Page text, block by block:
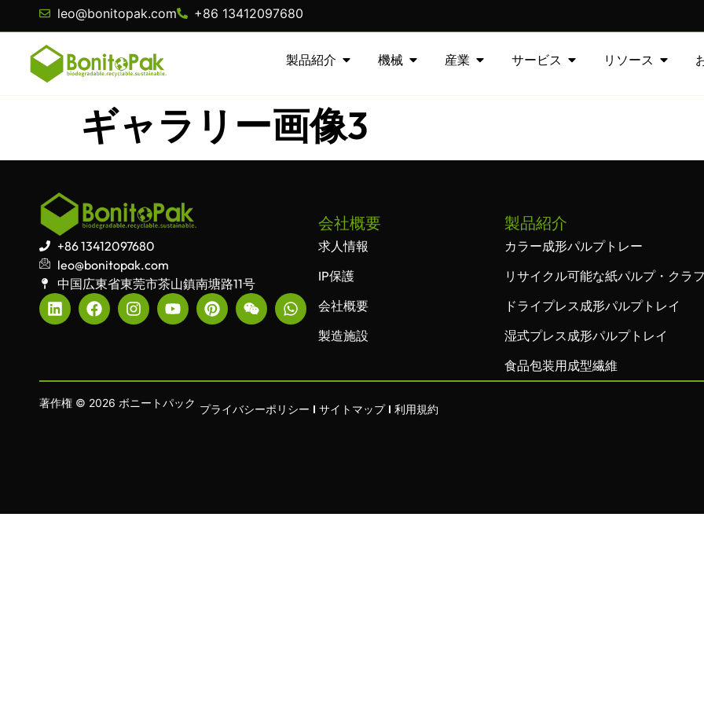
leo@bonitopak.com +86 13412097680
製品紹介 機械 産業 サービス リソース
ギャラリー画像3
+86 13412097680
leo@bonitopak.com
中国広東省東莞市茶山鎮南塘路11号
会社概要
求人情報
IP保護
会社概要
製造施設
製品紹介
カラー成形パルプトレー
リサイクル可能な紙パルプ・クラ
ドライプレス成形パルプトレイ
湿式プレス成形パルプトレイ
食品包装用成型繊維
著作権 © 2026 ボニートパック プライバシーポリシー サイトマップ 利用規約